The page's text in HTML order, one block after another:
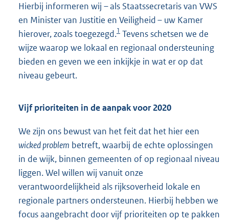
Hierbij informeren wij – als Staatssecretaris van VWS
en Minister van Justitie en Veiligheid – uw Kamer
hierover, zoals toegezegd.1 Tevens schetsen we de
wijze waarop we lokaal en regionaal ondersteuning
bieden en geven we een inkijkje in wat er op dat
niveau gebeurt.
Vijf prioriteiten in de aanpak voor 2020
We zijn ons bewust van het feit dat het hier een
wicked problem betreft, waarbij de echte oplossingen
in de wijk, binnen gemeenten of op regionaal niveau
liggen. Wel willen wij vanuit onze
verantwoordelijkheid als rijksoverheid lokale en
regionale partners ondersteunen. Hierbij hebben we
focus aangebracht door vijf prioriteiten op te pakken